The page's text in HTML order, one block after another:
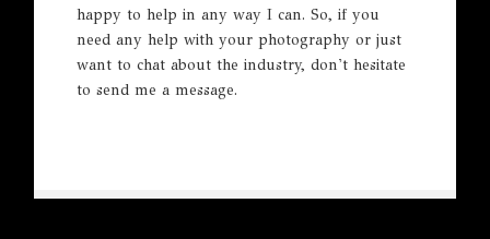
happy to help in any way I can. So, if you
need any help with your photography or just
want to chat about the industry, don't hesitate
to send me a message.